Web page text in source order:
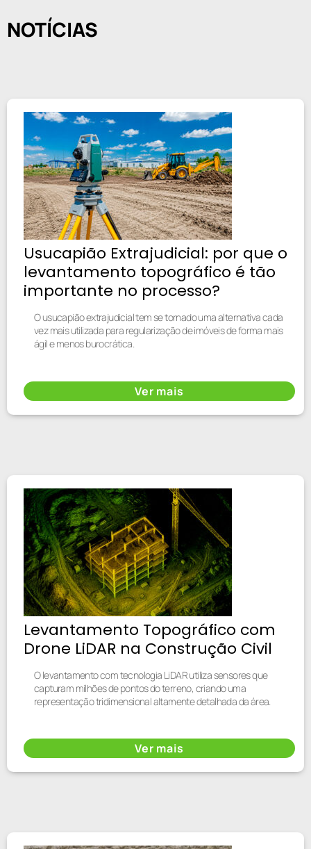
NOTÍCIAS
Usucapião Extrajudicial: por que o
levantamento topográfico é tão
importante no processo?
O usucapião extrajudicial tem se tornado uma alternativa cada
vez mais utilizada para regularização de imóveis de forma mais
ágil e menos burocrática.
Ver mais
Levantamento Topográfico com
Drone LiDAR na Construção Civil
O levantamento com tecnologia LiDAR utiliza sensores que
capturam milhões de pontos do terreno, criando uma
representação tridimensional altamente detalhada da área.
Ver mais